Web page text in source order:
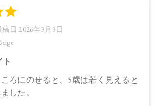
ダー油、ベルガモット果皮油、ニオイテ
オモジ果実油、イランイラン花油、イソ
チレングリコール、ポリリシノレイン酸
、クエン酸Ｎａ、ジステアルジモニウム
システアリン酸ポリグリセリル－１０、
コルビル、（＋/ー）マイカ、酸化チタ
鉛、合成フルオロフロゴパイト、ホウケ
、シリカ、酸化スズ、水酸化Ａｌ、酸化